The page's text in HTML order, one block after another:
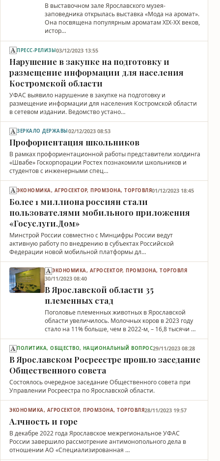
В выставочном зале Ярославского музея-
заповедника открылась выставка «Мода на аромат».
Она посвящена популярным ароматам XIX-XX веков,
истор…
ПРЕСС-РЕЛИЗЫ03/12/2023 13:55
Нарушение в закупке на подготовку и
размещение информации для населения
Костромской области
УФАС выявило нарушение в закупке на подготовку и
размещение информации для населения Костромской области
в сетевом издании. Ведомство устано…
ЗЕРКАЛО ДЕРЖАВЫ 02/12/2023 08:53
Профориентация школьников
В рамках профориентационной работы представители холдинга
«Швабе» Госкорпорации Ростех познакомили школьников и
студентов с инженерными спец…
ЭКОНОМИКА, АГРОСЕКТОР, ПРОМЗОНА, ТОРГОВЛЯ01/12/2023 18:45
Более 1 миллиона россиян стали
пользователями мобильного приложения
«Госуслуги.Дом»
Минстрой России совместно с Минцифры России ведут
активную работу по внедрению в субъектах Российской
Федерации новой мобильной платформы дл…
ЭКОНОМИКА, АГРОСЕКТОР, ПРОМЗОНА, ТОРГОВЛЯ
30/11/2023 08:40
В Ярославской области 35
племенных стад
Поголовье племенных животных в Ярославской
области увеличилось. Молочных коров в 2023 году
стало на 11% больше, чем в 2022-м, – 16,8 тысячи …
ПОЛИТИКА, ОБЩЕСТВО, НАЦИОНАЛЬНЫЙ ВОПРОС29/11/2023 08:28
В Ярославском Росреестре прошло заседание
Общественного совета
Состоялось очередное заседание Общественного совета при
Управлении Росреестра по Ярославской области.
ЭКОНОМИКА, АГРОСЕКТОР, ПРОМЗОНА, ТОРГОВЛЯ28/11/2023 19:57
Алчность и горе
В декабре 2022 года Ярославское межрегиональное УФАС
России завершило рассмотрение антимонопольного дела в
отношении АО «Специализированная …